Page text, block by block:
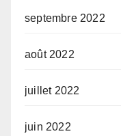
septembre 2022
août 2022
juillet 2022
juin 2022